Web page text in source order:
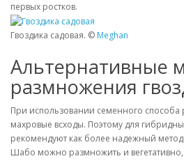
первых ростков.
Гвоздика садовая. © Meghan
Альтернативные
размножения
При использовании семенного способа
махровые всходы. Поэтому для
рекомендуют как более надежный
Шабо можно размножить и вегетативно,